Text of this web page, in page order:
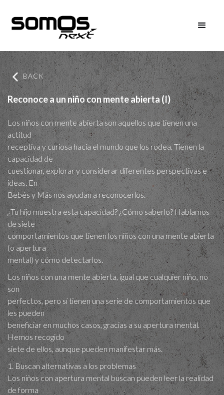
BACK
Reconoce a un niño con mente abierta (I)
Los niños con mente abierta son aquellos que tienen una
actitud
receptiva y curiosa hacia el mundo que los rodea. Tienen la
capacidad de
cuestionar, explorar y considerar diferentes perspectivas e
ideas. En
Bebés y Más nos ayudan a reconocerlos.
¿Tu hijo muestra esta capacidad? ¿Cómo saberlo? Hablamos
de siete
comportamientos que tienen los niños con una mente abierta
(o apertura
mental) y cómo detectarlos.
Los niños con una mente abierta, igual que cualquier niño, no
son
perfectos, pero sí tienen una serie de comportamientos que
les pueden
beneficiar en muchos casos, gracias a su apertura mental.
Hemos recogido
siete de ellos, aunque pueden manifestar más.
1. Buscan alternativas a los problemas
Los niños con apertura mental buscan pueden leer la realidad
de forma